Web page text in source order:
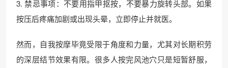
3. 禁忌事项：不要用指甲抠按，不要暴力旋转头部。如果
按压后疼痛加剧或出现头晕，立即停止并就医。
然而，自我按摩毕竟受限于角度和力量，尤其对长期积劳
的深层结节效果有限。很多人按完风池穴只是短暂舒服，